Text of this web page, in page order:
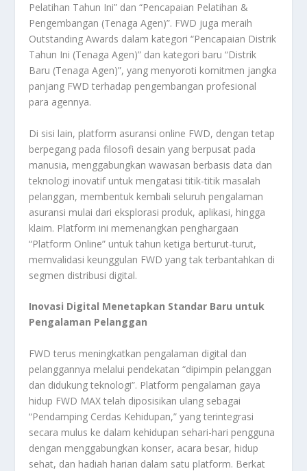
Pelatihan Tahun Ini” dan “Pencapaian Pelatihan &
Pengembangan (Tenaga Agen)”. FWD juga meraih
Outstanding Awards dalam kategori “Pencapaian Distrik
Tahun Ini (Tenaga Agen)” dan kategori baru “Distrik
Baru (Tenaga Agen)”, yang menyoroti komitmen jangka
panjang FWD terhadap pengembangan profesional
para agennya.
Di sisi lain, platform asuransi online FWD, dengan tetap
berpegang pada filosofi desain yang berpusat pada
manusia, menggabungkan wawasan berbasis data dan
teknologi inovatif untuk mengatasi titik-titik masalah
pelanggan, membentuk kembali seluruh pengalaman
asuransi mulai dari eksplorasi produk, aplikasi, hingga
klaim. Platform ini memenangkan penghargaan
“Platform Online” untuk tahun ketiga berturut-turut,
memvalidasi keunggulan FWD yang tak terbantahkan di
segmen distribusi digital.
Inovasi Digital Menetapkan Standar Baru untuk
Pengalaman Pelanggan
FWD terus meningkatkan pengalaman digital dan
pelanggannya melalui pendekatan “dipimpin pelanggan
dan didukung teknologi”. Platform pengalaman gaya
hidup FWD MAX telah diposisikan ulang sebagai
“Pendamping Cerdas Kehidupan,” yang terintegrasi
secara mulus ke dalam kehidupan sehari-hari pengguna
dengan menggabungkan konser, acara besar, hidup
sehat, dan hadiah harian dalam satu platform. Berkat